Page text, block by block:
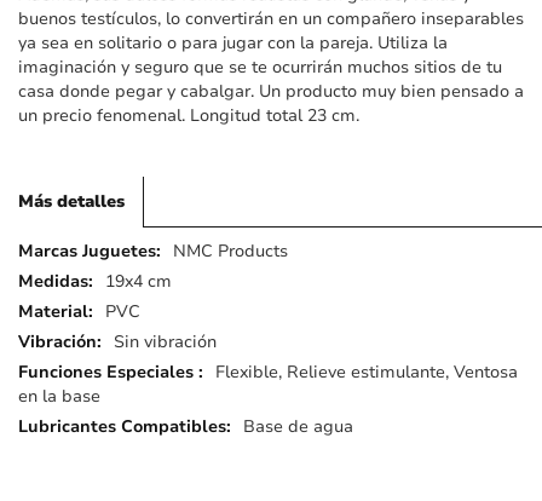
buenos testículos, lo convertirán en un compañero inseparables
ya sea en solitario o para jugar con la pareja. Utiliza la
imaginación y seguro que se te ocurrirán muchos sitios de tu
casa donde pegar y cabalgar. Un producto muy bien pensado a
un precio fenomenal. Longitud total 23 cm.
Más detalles
Más
detalles
NMC Products
19x4 cm
PVC
Sin vibración
Flexible, Relieve estimulante, Ventosa
en la base
Base de agua